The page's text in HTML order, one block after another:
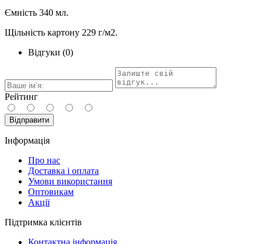
Ємність 340 мл.
Щільність картону 229 г/м2.
Відгуки (0)
Рейтинг
Відправити
Інформація
Про нас
Доставка і оплата
Умови використання
Оптовикам
Акції
Підтримка клієнтів
Контактна інформація